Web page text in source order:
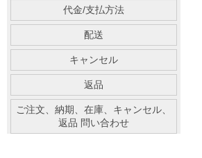
代金/支払方法
配送
キャンセル
返品
ご注文、納期、在庫、キャンセル、
返品 問い合わせ